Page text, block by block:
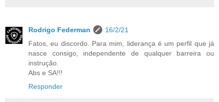
Rodrigo Federman
16/2/21
Fatos, eu discordo. Para mim, liderança é um perfil que já
nasce consigo, independente de qualquer barreira ou
instrução.
Abs e SA!!!
Responder